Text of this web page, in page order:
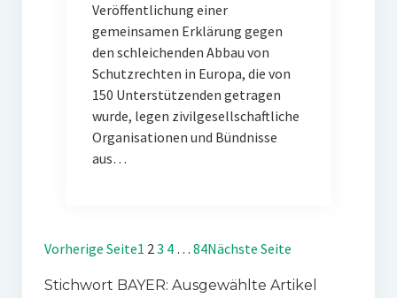
Veröffentlichung einer
gemeinsamen Erklärung gegen
den schleichenden Abbau von
Schutzrechten in Europa, die von
150 Unterstützenden getragen
wurde, legen zivilgesellschaftliche
Organisationen und Bündnisse
aus…
Vorherige Seite1 23 4 … 84Nächste Seite
Stichwort BAYER: Ausgewählte Artikel